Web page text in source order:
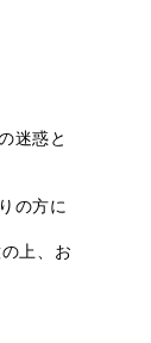
迷惑と
の方に
上、お